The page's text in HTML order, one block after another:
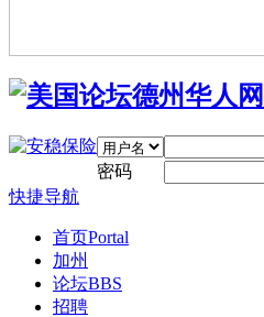
密码
快捷导航
首页Portal
加州
论坛BBS
招聘